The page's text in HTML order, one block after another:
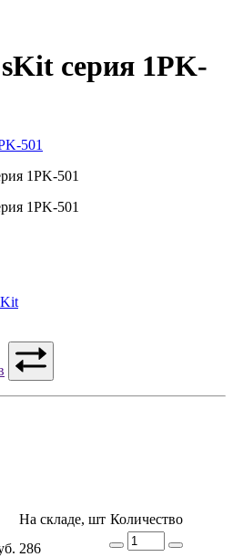
серия 1PK-
На складе, шт Количество
286